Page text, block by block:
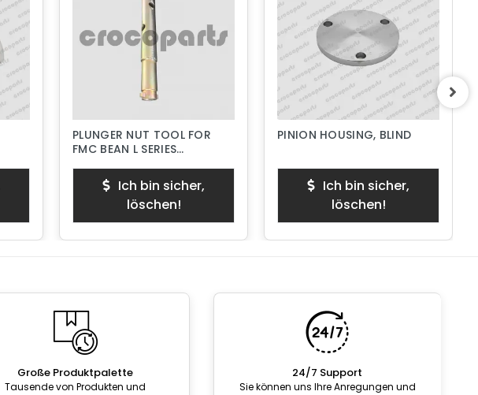
PLUNGER NUT TOOL FOR
FMC BEAN L SERIES
Ich bin sicher,
löschen!
PINION HOUSING, BLIND
Ich bin sicher,
löschen!
Große Produktpalette
Tausende von Produkten und
24/7 Support
Sie können uns Ihre Anregungen und